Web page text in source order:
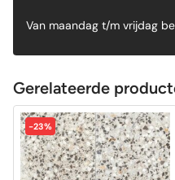
Van maandag t/m vrijdag
Gerelateerde
-23%